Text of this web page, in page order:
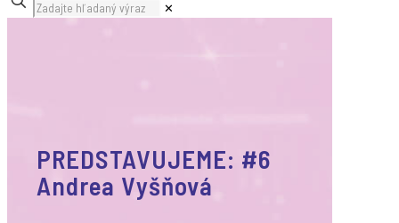
✕
PREDSTAVUJEME: #6
Andrea Vyšňová